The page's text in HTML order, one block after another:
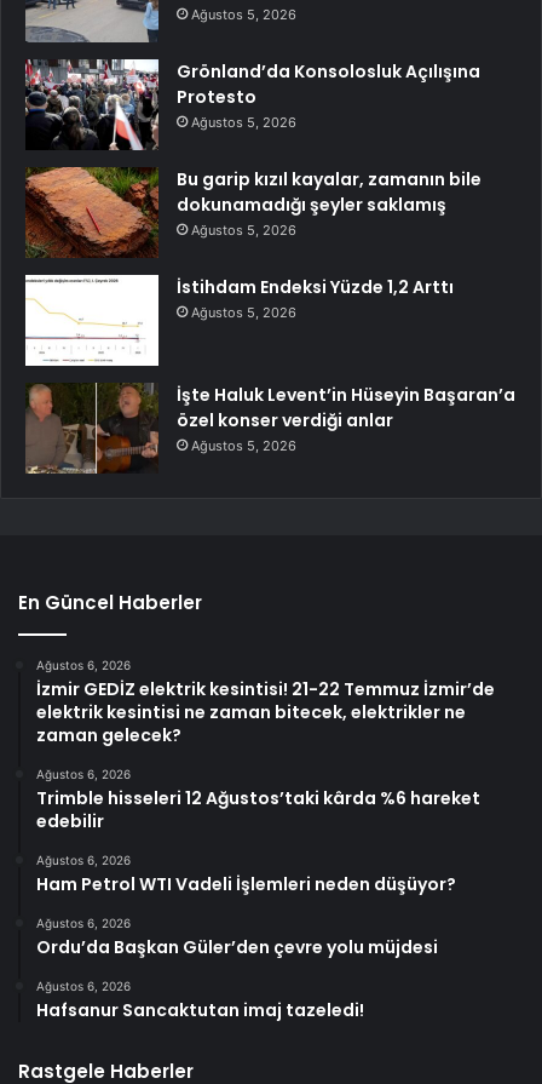
Ağustos 5, 2026
Grönland’da Konsolosluk Açılışına
Protesto
Ağustos 5, 2026
Bu garip kızıl kayalar, zamanın bile
dokunamadığı şeyler saklamış
Ağustos 5, 2026
İstihdam Endeksi Yüzde 1,2 Arttı
Ağustos 5, 2026
İşte Haluk Levent’in Hüseyin Başaran’a
özel konser verdiği anlar
Ağustos 5, 2026
En Güncel Haberler
Ağustos 6, 2026
İzmir GEDİZ elektrik kesintisi! 21-22 Temmuz İzmir’de
elektrik kesintisi ne zaman bitecek, elektrikler ne
zaman gelecek?
Ağustos 6, 2026
Trimble hisseleri 12 Ağustos’taki kârda %6 hareket
edebilir
Ağustos 6, 2026
Ham Petrol WTI Vadeli İşlemleri neden düşüyor?
Ağustos 6, 2026
Ordu’da Başkan Güler’den çevre yolu müjdesi
Ağustos 6, 2026
Hafsanur Sancaktutan imaj tazeledi!
Rastgele Haberler